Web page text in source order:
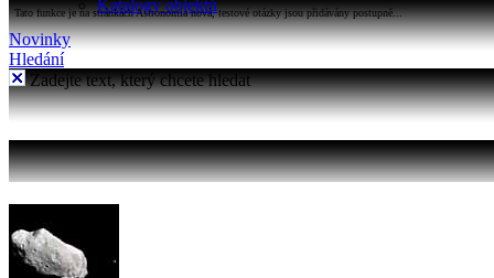
Katalogy objektů
Tato funkce je na stránkách Astronomia nová, testové otázky jsou přidávány postupně...
Novinky
Hledání
Zadejte text, který chcete hledat